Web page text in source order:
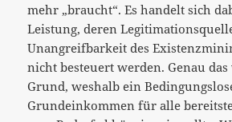
mehr „braucht“. Es handelt sich
Leistung, deren
Unangreifbarkeit des
nicht besteuert werden. Genau
Grund, weshalb ein
Grundeinkommen für alle